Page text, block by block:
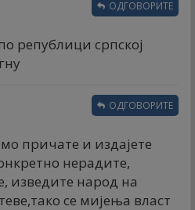
републици српској
ОДГОВОРИТЕ
причате и издајете
нерадите,
изведите народ на
се мијења власт
ОДГОВОРИТЕ